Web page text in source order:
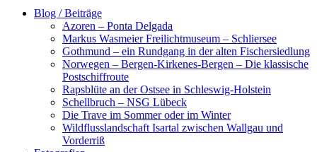
Blog / Beiträge
Azoren – Ponta Delgada
Markus Wasmeier Freilichtmuseum – Schliersee
Gothmund – ein Rundgang in der alten Fischersiedlung
Norwegen – Bergen-Kirkenes-Bergen – Die klassische
Postschiffroute
Rapsblüte an der Ostsee in Schleswig-Holstein
Schellbruch – NSG Lübeck
Die Trave im Sommer oder im Winter
Wildflusslandschaft Isartal zwischen Wallgau und
Vorderriß